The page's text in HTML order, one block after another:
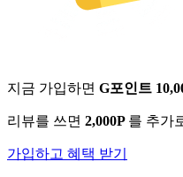
지금 가입하면 G포인트
리뷰를 쓰면 2,000P 를 추가
가입하고 혜택 받기